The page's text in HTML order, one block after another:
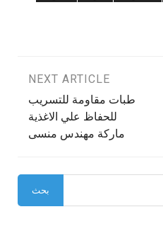
NEXT ARTICLE
طبات مقاومة للتسريب
للحفاظ علي الاغذية
ماركة مهندس منسى